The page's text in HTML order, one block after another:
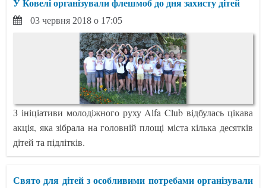
03 червня 2018 о 17:05
З ініціативи молодіжного руху Alfa Club відбулась цікава
акція, яка зібрала на головній площі міста кілька десятків
дітей та підлітків.
Свято для дітей з особливими потребами організували